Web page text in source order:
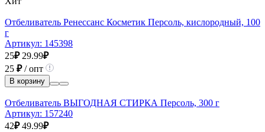
Отбеливатель Ренессанс Косметик Персоль, кислородный, 100
г
Артикул: 145398
25₽ 29.99₽
25 ₽/ опт
В корзину
Отбеливатель ВЫГОДНАЯ СТИРКА Персоль, 300 г
Артикул: 157240
42₽ 49.99₽